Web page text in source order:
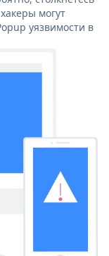
могут
уязвимости в